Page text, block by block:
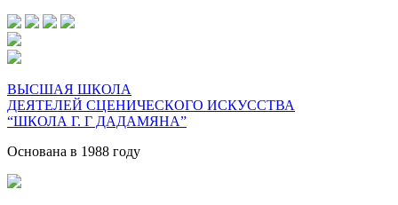
ВЫСШАЯ ШКОЛА
ДЕЯТЕЛЕЙ СЦЕНИЧЕСКОГО ИСКУССТВА
“ШКОЛА Г. Г ДАДАМЯНА”
Основана в 1988 году